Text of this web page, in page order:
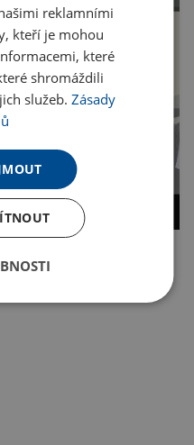
reklamními
kteří je mohou
které
shromáždili
služeb.Zásady